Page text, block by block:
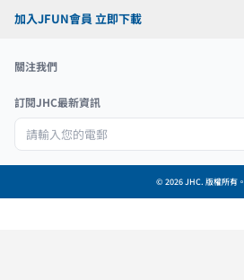
加入JFUN會員 立即下載
關注我們
訂閱JHC最新資訊
© 2026 JHC. 版權所有。